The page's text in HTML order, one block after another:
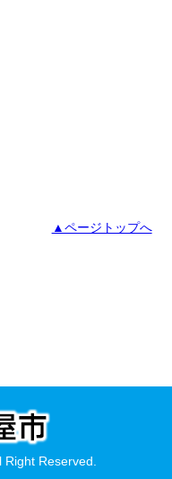
▲ページトップへ
Right Reserved.